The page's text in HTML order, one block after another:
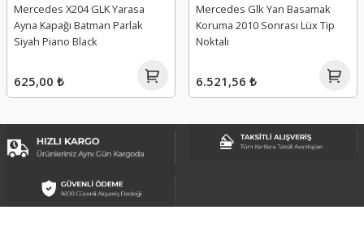
Mercedes X204 GLK Yarasa
Ayna Kapağı Batman Parlak
Siyah Piano Black
625,00 ₺
Mercedes Glk Yan Basamak
Koruma 2010 Sonrası Lüx Tip
Noktalı
6.521,56 ₺